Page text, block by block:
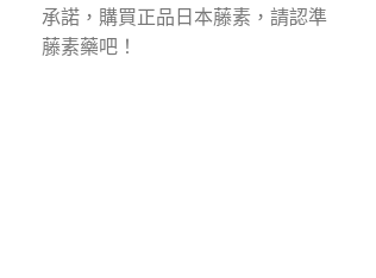
承諾，購買正品日本藤素，請認準
藤素藥吧！